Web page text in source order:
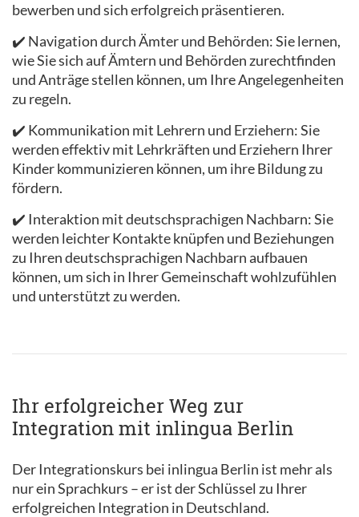
bewerben und sich erfolgreich präsentieren.
✔️ Navigation durch Ämter und Behörden: Sie lernen,
wie Sie sich auf Ämtern und Behörden zurechtfinden
und Anträge stellen können, um Ihre Angelegenheiten
zu regeln.
✔️ Kommunikation mit Lehrern und Erziehern: Sie
werden effektiv mit Lehrkräften und Erziehern Ihrer
Kinder kommunizieren können, um ihre Bildung zu
fördern.
✔️ Interaktion mit deutschsprachigen Nachbarn: Sie
werden leichter Kontakte knüpfen und Beziehungen
zu Ihren deutschsprachigen Nachbarn aufbauen
können, um sich in Ihrer Gemeinschaft wohlzufühlen
und unterstützt zu werden.
Ihr erfolgreicher Weg zur
Integration mit inlingua Berlin
Der Integrationskurs bei inlingua Berlin ist mehr als
nur ein Sprachkurs – er ist der Schlüssel zu Ihrer
erfolgreichen Integration in Deutschland.